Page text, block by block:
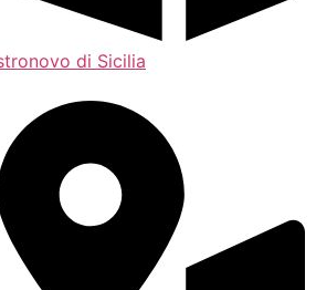
di Sicilia